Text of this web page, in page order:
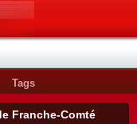
Tags
Franche-Comté